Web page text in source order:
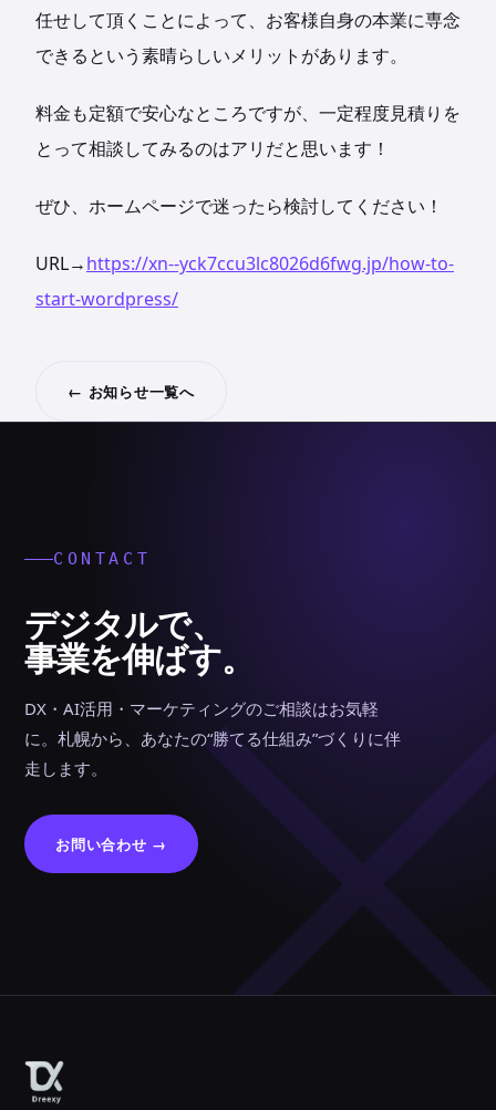
任せして頂くことによって、お客様自身の本業に専念
できるという素晴らしいメリットがあります。
料金も定額で安心なところですが、一定程度見積りを
とって相談してみるのはアリだと思います！
ぜひ、ホームページで迷ったら検討してください！
URL→https://xn--yck7ccu3lc8026d6fwg.jp/how-to-
start-wordpress/
← お知らせ一覧へ
CONTACT
デジタルで、
事業を伸ばす。
DX・AI活用・マーケティングのご相談はお気軽
に。札幌から、あなたの“勝てる仕組み”づくりに伴
走します。
お問い合わせ →